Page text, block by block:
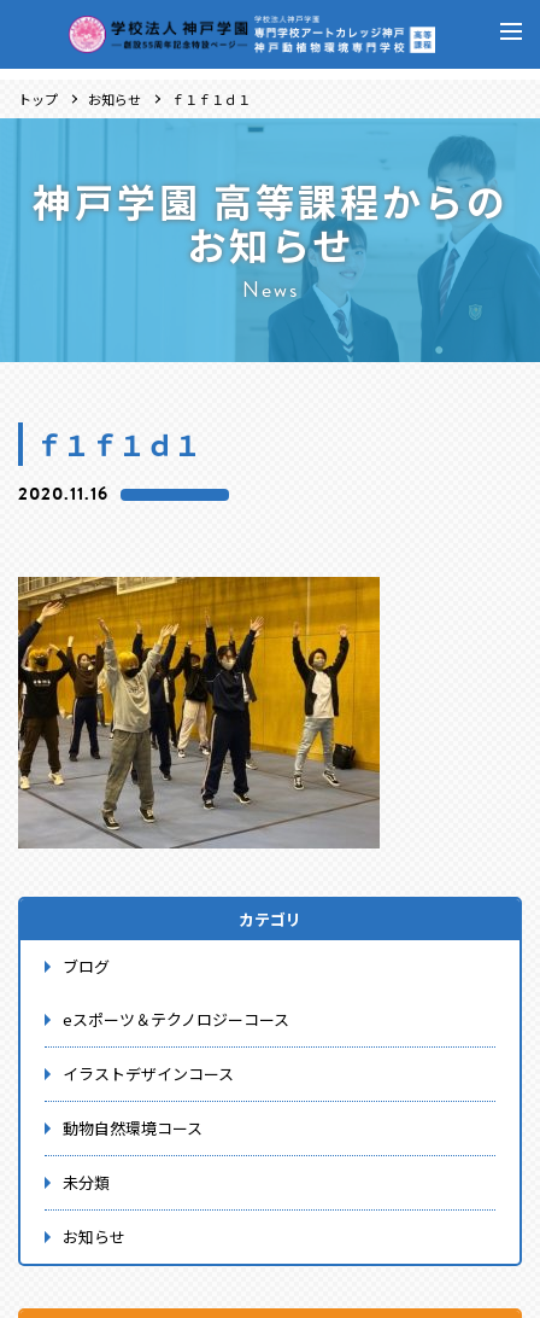
トップ お知らせ ｆ１ｆ１ｄ１
神戸学園 高等課程からの
お知らせ
News
ｆ１ｆ１ｄ１
2020.11.16
カテゴリ
ブログ
eスポーツ＆テクノロジーコース
イラストデザインコース
動物自然環境コース
未分類
お知らせ